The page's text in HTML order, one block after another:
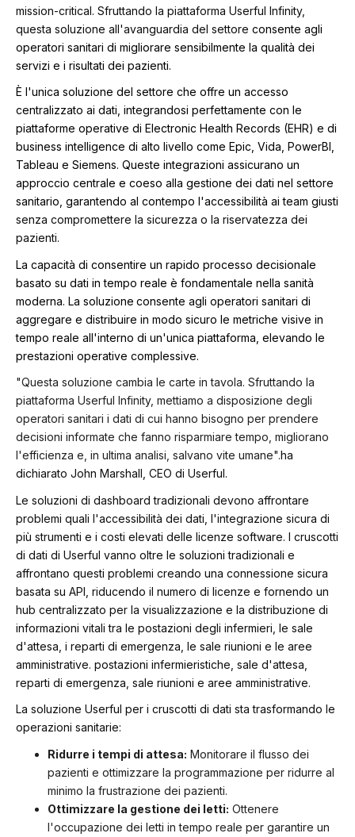
mission-critical. Sfruttando la piattaforma Userful Infinity,
questa soluzione all'avanguardia del settore consente agli
operatori sanitari di migliorare sensibilmente la qualità dei
servizi e i risultati dei pazienti.
È l'unica soluzione del settore che offre un accesso
centralizzato ai dati, integrandosi perfettamente con le
piattaforme operative di Electronic Health Records (EHR) e di
business intelligence di alto livello come Epic, Vida, PowerBI,
Tableau e Siemens. Queste integrazioni assicurano un
approccio centrale e coeso alla gestione dei dati nel settore
sanitario, garantendo al contempo l'accessibilità ai team giusti
senza compromettere la sicurezza o la riservatezza dei
pazienti.
La capacità di consentire un rapido processo decisionale
basato su dati in tempo reale è fondamentale nella sanità
moderna. La soluzione consente agli operatori sanitari di
aggregare e distribuire in modo sicuro le metriche visive in
tempo reale all'interno di un'unica piattaforma, elevando le
prestazioni operative complessive.
"Questa soluzione cambia le carte in tavola. Sfruttando la
piattaforma Userful Infinity, mettiamo a disposizione degli
operatori sanitari i dati di cui hanno bisogno per prendere
decisioni informate che fanno risparmiare tempo, migliorano
l'efficienza e, in ultima analisi, salvano vite umane".ha
dichiarato John Marshall, CEO di Userful.
Le soluzioni di dashboard tradizionali devono affrontare
problemi quali l'accessibilità dei dati, l'integrazione sicura di
più strumenti e i costi elevati delle licenze software. I cruscotti
di dati di Userful vanno oltre le soluzioni tradizionali e
affrontano questi problemi creando una connessione sicura
basata su API, riducendo il numero di licenze e fornendo un
hub centralizzato per la visualizzazione e la distribuzione di
informazioni vitali tra le postazioni degli infermieri, le sale
d'attesa, i reparti di emergenza, le sale riunioni e le aree
amministrative. postazioni infermieristiche, sale d'attesa,
reparti di emergenza, sale riunioni e aree amministrative.
La soluzione Userful per i cruscotti di dati sta trasformando le
operazioni sanitarie:
Ridurre i tempi di attesa: Monitorare il flusso dei
pazienti e ottimizzare la programmazione per ridurre al
minimo la frustrazione dei pazienti.
Ottimizzare la gestione dei letti: Ottenere
l'occupazione dei letti in tempo reale per garantire un